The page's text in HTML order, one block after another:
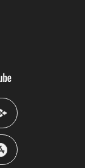
youtube-